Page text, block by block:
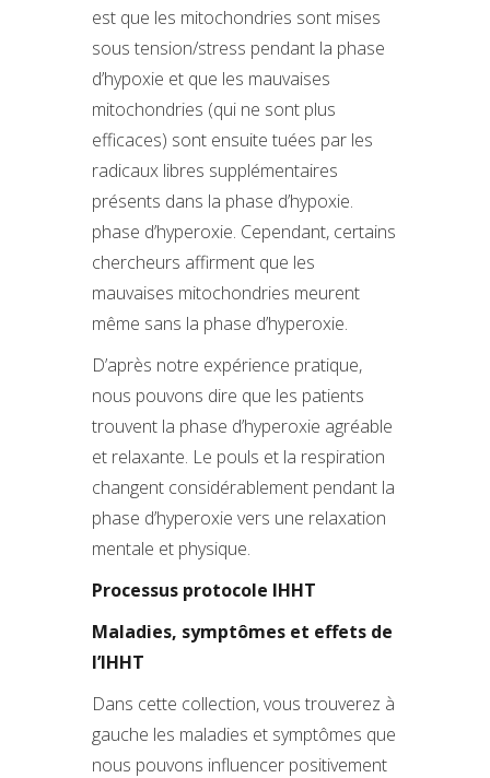
est que les mitochondries sont mises
sous tension/stress pendant la phase
d’hypoxie et que les mauvaises
mitochondries (qui ne sont plus
efficaces) sont ensuite tuées par les
radicaux libres supplémentaires
présents dans la phase d’hypoxie.
phase d’hyperoxie. Cependant, certains
chercheurs affirment que les
mauvaises mitochondries meurent
même sans la phase d’hyperoxie.
D’après notre expérience pratique,
nous pouvons dire que les patients
trouvent la phase d’hyperoxie agréable
et relaxante. Le pouls et la respiration
changent considérablement pendant la
phase d’hyperoxie vers une relaxation
mentale et physique.
Processus protocole IHHT
Maladies, symptômes et effets de
l’IHHT
Dans cette collection, vous trouverez à
gauche les maladies et symptômes que
nous pouvons influencer positivement